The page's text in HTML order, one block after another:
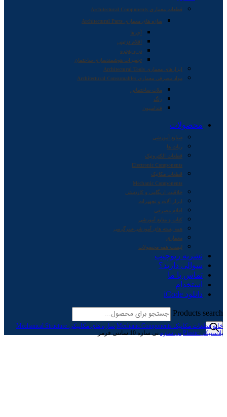
قطعات معماری Architectural Components
سازه های معماری Architectural Parts
آجرها
اقلام تزئینی
در و پنجره
تجهیزات هوشمندسازی ساختمان
ابزارهای معماری Architectural Tools
مواد مصرفی معماری Architectural Consumables
ملات ساختمانی
رنگ
فنداسیون
محصولات
صنایع آموزشی
ربات ها
قطعات الکترونیک
Electronic Components
قطعات مکانیک
Mechanic Components
خلاقیت اریگامی و کاردستی
ابزار آلات و تجهیزات
اقلام مصرفی
کتاب و منابع آموزشی
همه بسته های آموزشی-سرگرمی
معماری
لیست همه محصولات
نشریه ربوچیپ
سوالی دارید؟
تماس با ما
استخدام
دانلود iCode
Products search
خانه قطعات مکانیک Mechanic Components
سازه های مکانیکی Mechanical Structure
پلاستیکی Plastic
نی سازه نی سازه 10 سانتی قرمز